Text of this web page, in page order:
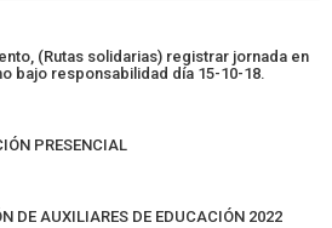
(Rutas solidarias) registrar jornada en
bajo responsabilidad día 15-10-18.
PRESENCIAL
DE AUXILIARES DE EDUCACIÓN 2022